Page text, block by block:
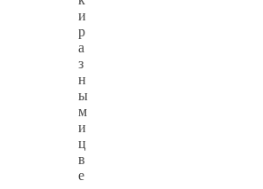
и
р
а
з
н
ы
м
и
ц
в
е